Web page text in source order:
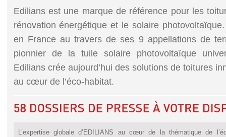
Edilians est une marque de référence pour les
rénovation énergétique et le solaire
en France au travers de ses 9 appellations de
pionnier de la tuile solaire photovoltaïque
Edilians crée aujourd’hui des solutions de toitures
au cœur de l’éco-habitat.
L’expertise globale d’EDILIANS au cœur de la thématique de